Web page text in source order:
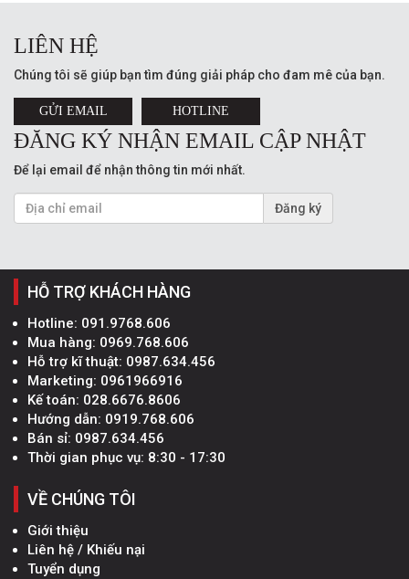
LIÊN HỆ
Chúng tôi sẽ giúp bạn tìm đúng giải pháp cho đam mê của bạn.
GỬI EMAIL HOTLINE
ĐĂNG KÝ NHẬN EMAIL CẬP NHẬT
Để lại email để nhận thông tin mới nhất.
Đăng ký
HỖ TRỢ KHÁCH HÀNG
Hotline: 091.9768.606
Mua hàng: 0969.768.606
Hỗ trợ kĩ thuật: 0987.634.456
Marketing: 0961966916
Kế toán: 028.6676.8606
Hướng dẫn: 0919.768.606
Bán sỉ: 0987.634.456
Thời gian phục vụ: 8:30 - 17:30
VỀ CHÚNG TÔI
Giới thiệu
Liên hệ / Khiếu nại
Tuyển dụng